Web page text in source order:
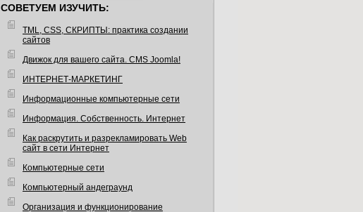
СОВЕТУЕМ ИЗУЧИТЬ:
TML, CSS, СКРИПТЫ: практика создании
сайтов
Движок для вашего сайта. CMS Joomla!
ИНТЕРНЕТ-МАРКЕТИНГ
Информационные компьютерные сети
Информация. Собственность. Интернет
Как раскрутить и разрекламировать Web
сайт в сети Интернет
Компьютерные сети
Компьютерный андеграунд
Организация и функционирование